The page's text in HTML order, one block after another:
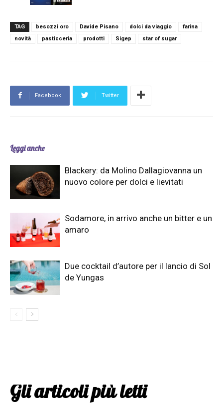
TAG besozzi oro Davide Pisano dolci da viaggio
farina
novità
pasticceria prodotti Sigep star of sugar
Facebook Twitter
Leggi anche
Blackery: da Molino Dallagiovanna un
nuovo colore per dolci e lievitati
Sodamore, in arrivo anche un bitter e un
amaro
Due cocktail d’autore per il lancio di Sol
de Yungas
Gli articoli più letti